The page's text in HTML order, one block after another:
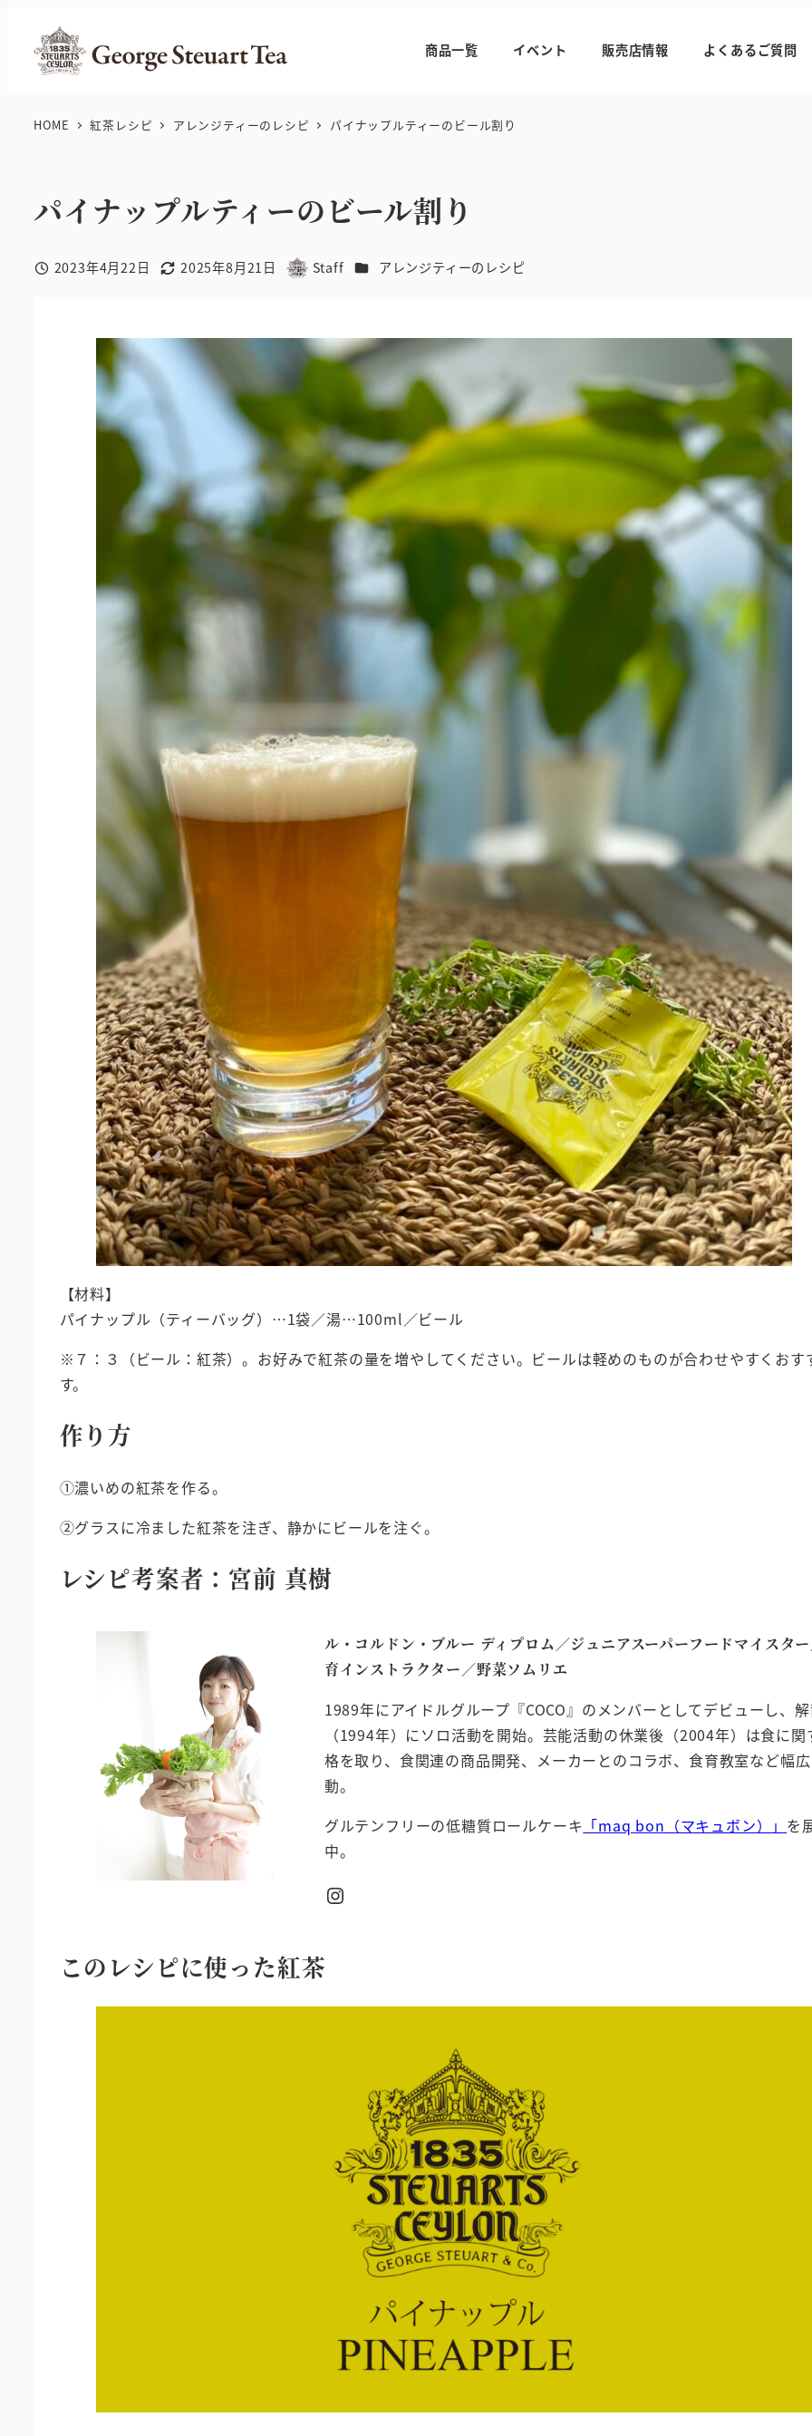
商品一覧 イベント 販売店情報 よくあるご質問
HOME 紅茶レシピ アレンジティーのレシピ パイナップルティーのビール割り
パイナップルティーのビール割り
投稿日
2023年4月22日
更新日
2025年8月21日
著
Staff カテゴリー
アレンジティーのレシピ
【材料】
パイナップル（ティーバッグ）…1袋／湯…100ml／ビール
※７：３（ビール：紅茶）。お好みで紅茶の量を増やしてください。ビールは軽めのものが合わせやすくおす
す。
作り方
①濃いめの紅茶を作る。
②グラスに冷ました紅茶を注ぎ、静かにビールを注ぐ。
レシピ考案者：宮前 真樹
ル・コルドン・ブルー ディプロム／ジュニアスーパーフードマイスタ
育インストラクター／野菜ソムリエ
1989年にアイドルグループ『COCO』のメンバーとしてデビューし、
（1994年）にソロ活動を開始。芸能活動の休業後（2004年）は食に関
格を取り、食関連の商品開発、メーカーとのコラボ、食育教室など幅
動。
グルテンフリーの低糖質ロールケーキ 「maq bon（マキュボン）」 を
中。
Instagram
このレシピに使った紅茶